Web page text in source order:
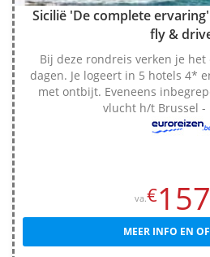
Sicilië 'De complete
fly &
Bij deze rondreis verken je
dagen. Je logeert in 5 hotels 4*
met ontbijt. Eveneens
vlucht h/t Brussel -
va.€
MEER INFO EN